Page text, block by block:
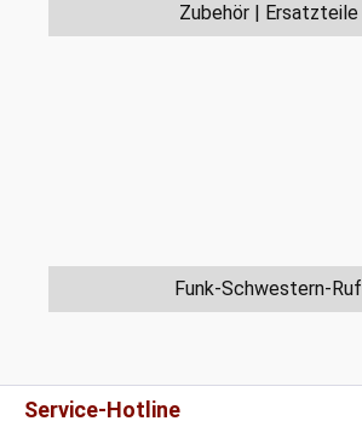
Zubehör | Ersatzteile
Funk-Schwestern-Ruf
Service-Hotline